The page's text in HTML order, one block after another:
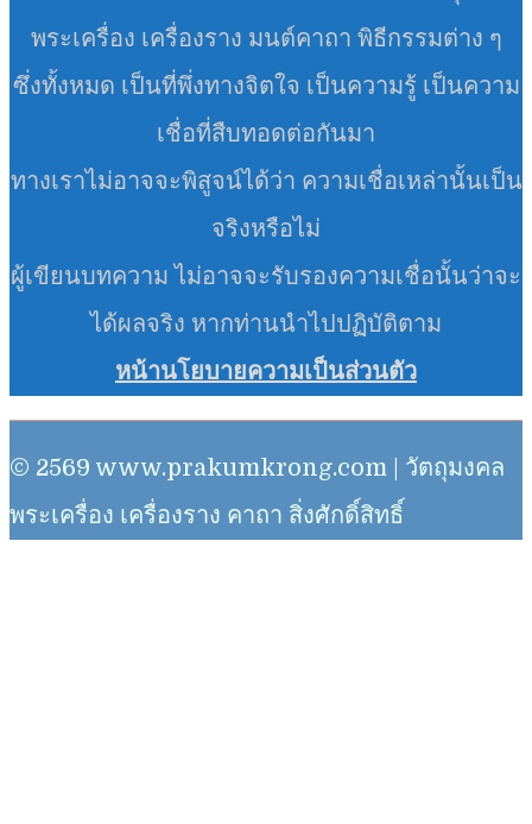
พระเครื่อง เครื่องราง มนต์คาถา พิธีกรรมต่าง ๆ
ซึ่งทั้งหมด เป็นที่พึ่งทางจิตใจ เป็นความรู้ เป็นความ
เชื่อที่สืบทอดต่อกันมา
ทางเราไม่อาจจะพิสูจน์ได้ว่า ความเชื่อเหล่านั้นเป็น
จริงหรือไม่
ผู้เขียนบทความ ไม่อาจจะรับรองความเชื่อนั้นว่าจะ
ได้ผลจริง หากท่านนำไปปฏิบัติตาม
หน้านโยบายความเป็นส่วนตัว
© 2569 www.prakumkrong.com | วัตถุมงคล
พระเครื่อง เครื่องราง คาถา สิ่งศักดิ์สิทธิ์